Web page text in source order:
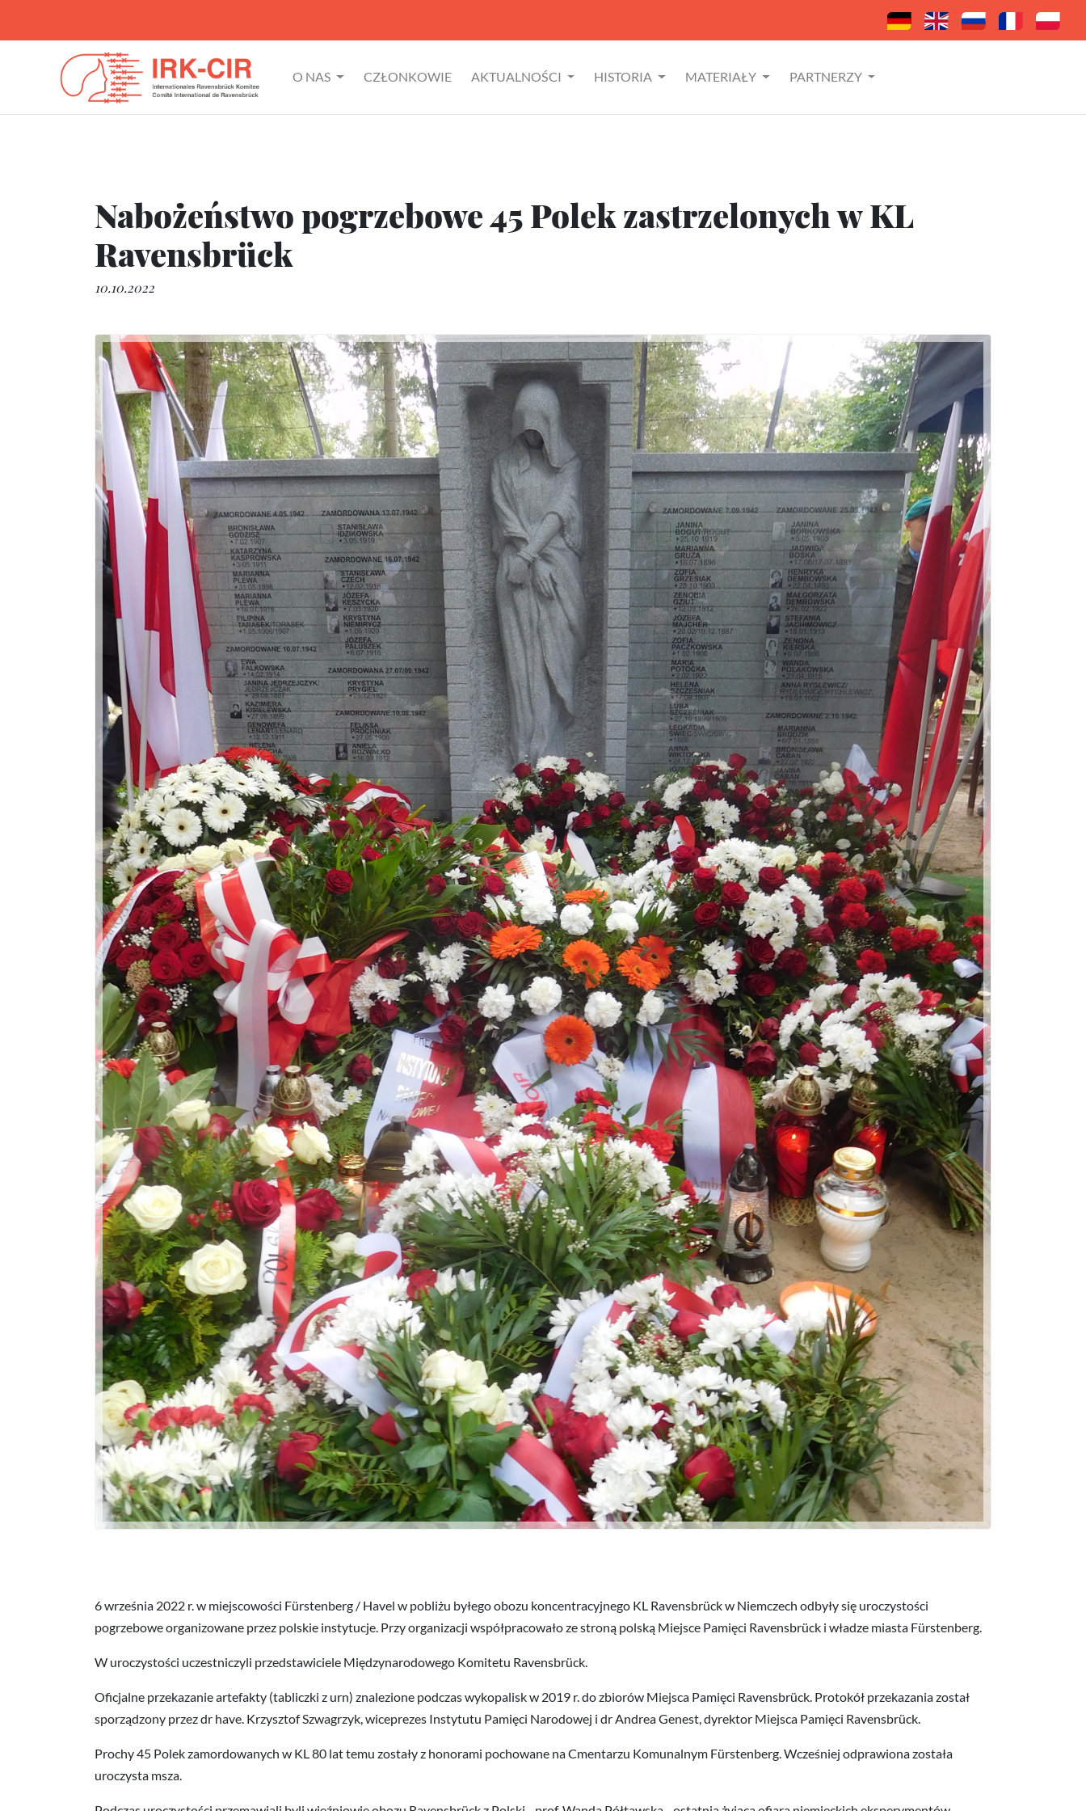
O NAS CZŁONKOWIE AKTUALNOŚCI HISTORIA MATERIAŁY PARTNERZY
Nabożeństwo pogrzebowe 45 Polek zastrzelonych w KL
Ravensbrück
10.10.2022
6 września 2022 r. w miejscowości Fürstenberg / Havel w pobliżu byłego obozu koncentracyjnego KL Ravensbrück w Niemczech odbyły się uroczystości
pogrzebowe organizowane przez polskie instytucje. Przy organizacji współpracowało ze stroną polską Miejsce Pamięci Ravensbrück i władze miasta Fürstenberg.
W uroczystości uczestniczyli przedstawiciele Międzynarodowego Komitetu Ravensbrück.
Oficjalne przekazanie artefakty (tabliczki z urn) znalezione podczas wykopalisk w 2019 r. do zbiorów Miejsca Pamięci Ravensbrück. Protokół przekazania został
sporządzony przez dr have. Krzysztof Szwagrzyk, wiceprezes Instytutu Pamięci Narodowej i dr Andrea Genest, dyrektor Miejsca Pamięci Ravensbrück.
Prochy 45 Polek zamordowanych w KL 80 lat temu zostały z honorami pochowane na Cmentarzu Komunalnym Fürstenberg. Wcześniej odprawiona została
uroczysta msza.